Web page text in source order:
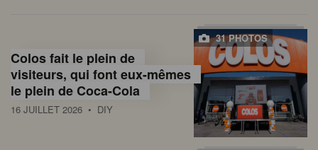
31 PHOTOS
Colos fait le plein de
visiteurs, qui font eux-mêmes
le plein de Coca-Cola
16 JUILLET 2026 • DIY